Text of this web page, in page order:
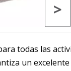
>
todas las
un